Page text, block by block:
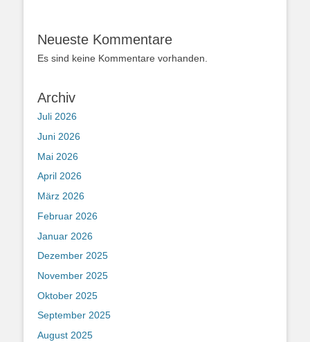
Neueste Kommentare
Es sind keine Kommentare vorhanden.
Archiv
Juli 2026
Juni 2026
Mai 2026
April 2026
März 2026
Februar 2026
Januar 2026
Dezember 2025
November 2025
Oktober 2025
September 2025
August 2025